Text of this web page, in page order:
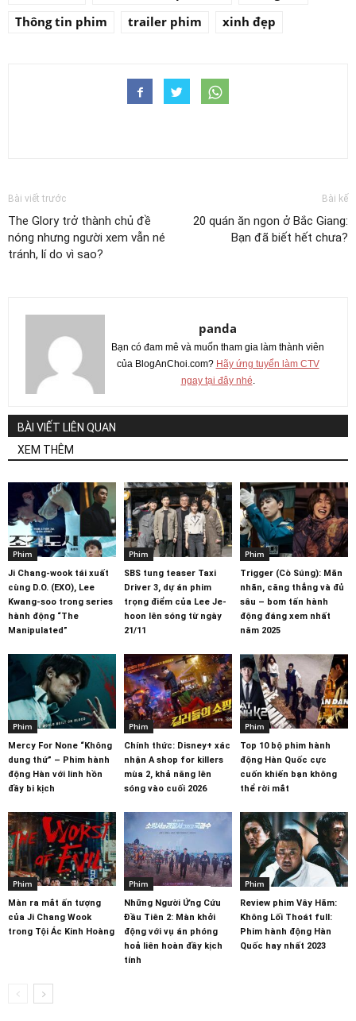
Thông tin phim
trailer phim xinh đẹp
Bài viết trước
The Glory trở thành chủ đề
nóng nhưng người xem vẫn né
tránh, lí do vì sao?
Bài kế
20 quán ăn ngon ở Bắc Giang:
Bạn đã biết hết chưa?
panda
Bạn có đam mê và muốn tham gia làm thành viên
của BlogAnChoi.com? Hãy ứng tuyển làm CTV
ngay tại đây nhé
BÀI VIẾT LIÊN QUAN
XEM THÊM
Phim
Ji Chang-wook tái xuất
cùng D.O. (EXO), Lee
Kwang-soo trong series
hành động “The
Manipulated”
Phim
SBS tung teaser Taxi
Driver 3, dự án phim
trọng điểm của Lee Je-
hoon lên sóng từ ngày
21/11
Phim
Trigger (Cò Súng): Mãn
nhãn, căng thẳng và đủ
sâu – bom tấn hành
động đáng xem nhất
năm 2025
Phim
Mercy For None “Không
dung thứ” – Phim hành
động Hàn với linh hồn
đầy bi kịch
Phim
Chính thức: Disney+ xác
nhận A shop for killers
mùa 2, khả năng lên
sóng vào cuối 2026
Phim
Top 10 bộ phim hành
động Hàn Quốc cực
cuốn khiến bạn không
thể rời mắt
Phim
Màn ra mắt ấn tượng
của Ji Chang Wook
trong Tội Ác Kinh Hoàng
Phim
Những Người Ứng Cứu
Đầu Tiên 2: Màn khởi
động với vụ án phóng
hoả liên hoàn đầy kịch
tính
Phim
Review phim Vây Hãm:
Không Lối Thoát full:
Phim hành động Hàn
Quốc hay nhất 2023